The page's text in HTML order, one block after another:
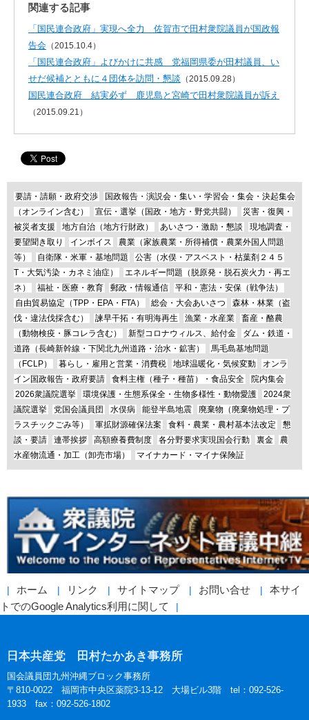
関連する記事
「国民連合政府」実現へ全力 佐賀市で田村衆院議員が国政報
告会 （2015.10.4）
「国民連合政府」よびかけに共感 党福岡県委が田村議員、い
せだ候補とともに４団体を訪問・懇談 （2015.09.28）
国民連合政府 結実必ず 鹿児島と宮崎で田村衆院議員が訴え
（2015.09.21）
要請・請願・政府交渉
国政報告・演説会・集い・学習会・集会・決起集会
（オンライン含む）
宣伝・選挙（国政・地方・野党共闘）
災害・復興・
被災者支援
地方自治（地方行財政） あいさつ・激励・懇談
現地調査・
要望聞き取り
インボイス
農業（家族農業・所得補償・農業外国人問題
等）
自衛隊・米軍・基地問題
公害（水俣・アスベスト・枯葉剤２４５
T・大気汚染・カネミ油症）
エネルギー問題（脱原発・脱石炭火力・再エ
ネ）
福祉・医療・教育 郵政・情報通信
平和・憲法・安保（戦争法）
自由貿易協定（TPP・EPA・FTA）
総会・大会あいさつ
森林・林業（盗
伐・違法伐採含む）
諫早干拓・有明海再生 漁業・水産業
畜産・酪農
（動物検疫・豚コレラ含む）
新型コロナウィルス、給付金
ダム・鉄道・
道路（長崎新幹線・下関北九州道路・治水・鉱害）
馬毛島基地問題
（FCLP）
暮らし・雇用と営業・消費税 地球温暖化・気候変動
オンラ
イン国政報告・政府要請
食料主権（種子・種苗）・食品安全
院内集会
2026衆議院選挙
環境保護・生態系保全・生物多様性・動物愛護
2024衆
議院選挙
党国会議員団 水俣病 能登半島地震
廃棄物（廃棄物処理・プ
ラスチックごみ等）
軍拡財源確保法案 食料・農業・農村基本法改定
懇
談・要請
連帯挨拶 高額療養費制度 各分野要求実現国会行動 裏金
農
水産物流通・加工（卸売市場）
マイナカード・マイナ保険証
ホーム リンク サイトマップ お問い合せ
本サイ
トでのGoogle Analytics利用に関して
日本共産党 田村たかあき事務所
国会議員団九州沖縄ブロック事務所
〒810-0022 福岡市中央区薬院3-13-12 大場ビル3階 tel：092-526-
1933 fax：092-526-1802